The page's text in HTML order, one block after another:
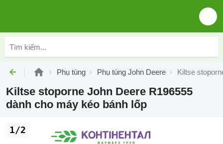
Phụ tùng Phụ tùng John Deere Kiltse
Kiltse stoporne John Deere R196555
dành cho máy kéo bánh lốp
1/2